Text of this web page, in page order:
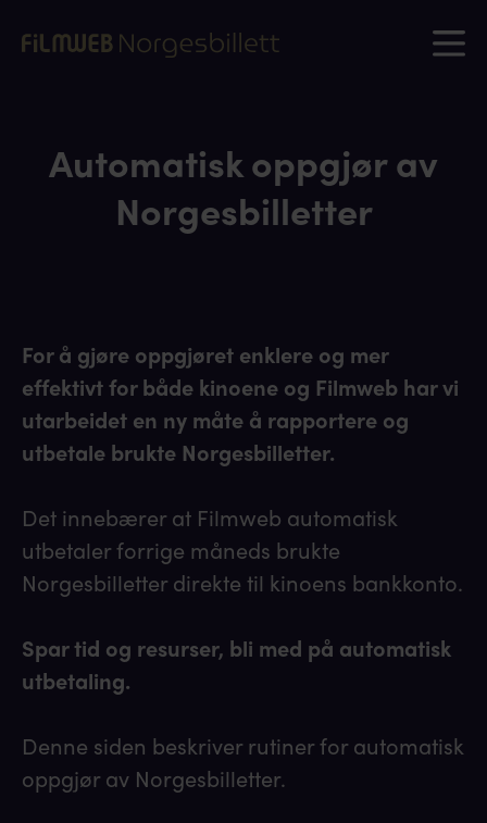
Automatisk oppgjør av
Norgesbilletter
For å gjøre oppgjøret enklere og mer
effektivt for både kinoene og Filmweb har vi
utarbeidet en ny måte å rapportere og
utbetale brukte Norgesbilletter.
Det innebærer at Filmweb automatisk
utbetaler forrige måneds brukte
Norgesbilletter direkte til kinoens bankkonto.
Spar tid og resurser, bli med på automatisk
utbetaling.
Denne siden beskriver rutiner for automatisk
oppgjør av Norgesbilletter.